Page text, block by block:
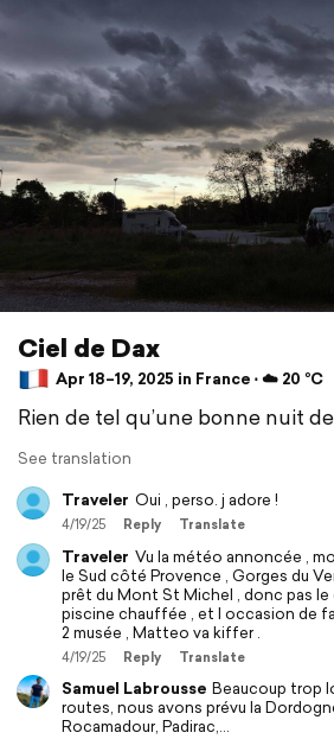
Ciel de Dax
Apr 18–19, 2025 in France ⋅ ☁️ 20 °C
Rien de tel qu’une bonne nuit
See translation
Traveler Oui , perso. j adore !
4/19/25 Reply Translate
Traveler Vu la météo annoncée ,
le Sud côté Provence , Gorges du
prêt du Mont St Michel , donc pas le
piscine chauffée , et l occasion de
2 musée , Matteo va kiffer .
4/19/25 Reply Translate
Samuel Labrousse Beaucoup trop
routes, nous avons prévu la
Rocamadour, Padirac,...